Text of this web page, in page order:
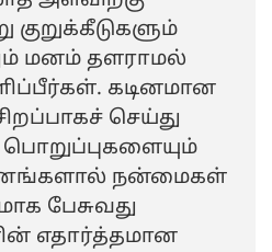
குறுக்கீடுகளும்
மனம் தளராமல்
கடினமான
செய்து
பொறுப்புகளையும்
நன்மைகள்
பேசுவது
எதார்த்தமான